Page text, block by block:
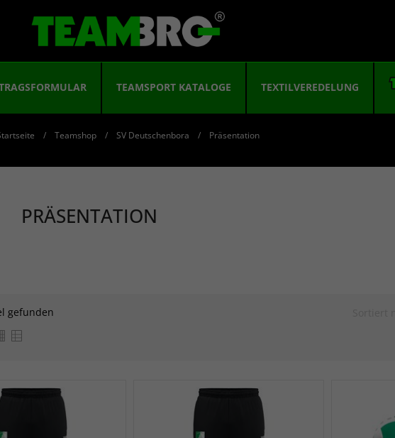
TEAMSPORT KATALOGE TEXTILVEREDELUNG
Teamshop SV Deutschenbora Präsentation
PRÄSENTATION
gefunden